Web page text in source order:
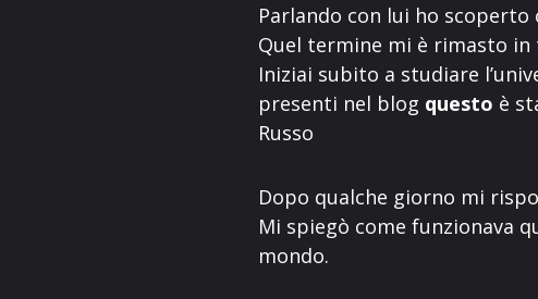
Parlando con lui ho scoperto
Quel termine mi è rimasto
Iniziai subito a studiare
presenti nel blog questo è
Russo
Dopo qualche giorno mi
Mi spiegò come funzionava
mondo.